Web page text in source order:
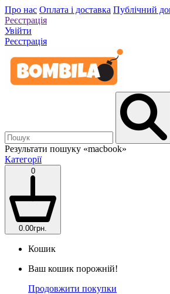
Про нас Оплата і доставка Публічний
Реєстрація
Увійти
Реєстрація
Результати пошуку «macbook»
Категорії
0
0.00грн.
Кошик
Ваш кошик порожній!
Продовжити покупки